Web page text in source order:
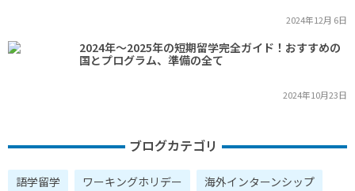
2024年12月 6日
2024年～2025年の短期留学完全ガイド！おすすめの
国とプログラム、準備の全て
2024年10月23日
ブログカテゴリ
語学留学 ワーキングホリデー
海外インターンシップ